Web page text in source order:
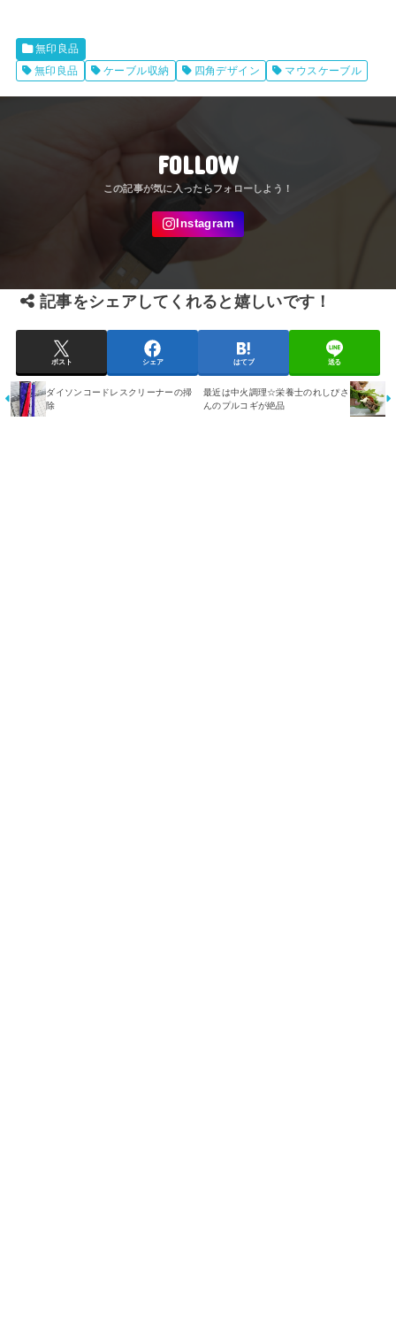
無印良品
無印良品
ケーブル収納 四角デザイン マウスケーブル
FOLLOW
記事をシェアしてくれると嬉しいです！
ポスト シェア はてブ 送る
ダイソンコードレスクリーナーの掃
除
最近は中火調理☆栄養士のれしぴさ
んのプルコギが絶品